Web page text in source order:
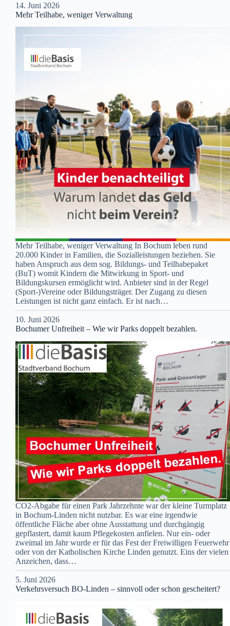
14. Juni 2026
Mehr Teilhabe, weniger Verwaltung
Mehr Teilhabe, weniger Verwaltung In Bochum leben rund
20.000 Kinder in Familien, die Sozialleistungen beziehen. Sie
haben Anspruch aus dem sog. Bildungs- und Teilhabepaket
(BuT) womit Kindern die Mitwirkung in Sport- und
Bildungskursen ermöglicht wird. Anbieter sind in der Regel
(Sport-)Vereine oder Bildungsträger. Der Zugang zu diesen
Leistungen ist nicht ganz einfach. Er ist nach…
10. Juni 2026
Bochumer Unfreiheit – Wie wir Parks doppelt bezahlen.
CO2-Abgabe für einen Park Jahrzehnte war der kleine Turmplatz
in Bochum-Linden nicht nutzbar. Es war eine irgendwie
öffentliche Fläche aber ohne Ausstattung und durchgängig
gepflastert, damit kaum Pflegekosten anfielen. Nur ein- oder
zweimal im Jahr wurde er für das Fest der Freiwilligen Feuerwehr
oder von der Katholischen Kirche Linden genutzt. Eins der vielen
Anzeichen, dass…
5. Juni 2026
Verkehrsversuch BO-Linden – sinnvoll oder schon gescheitert?